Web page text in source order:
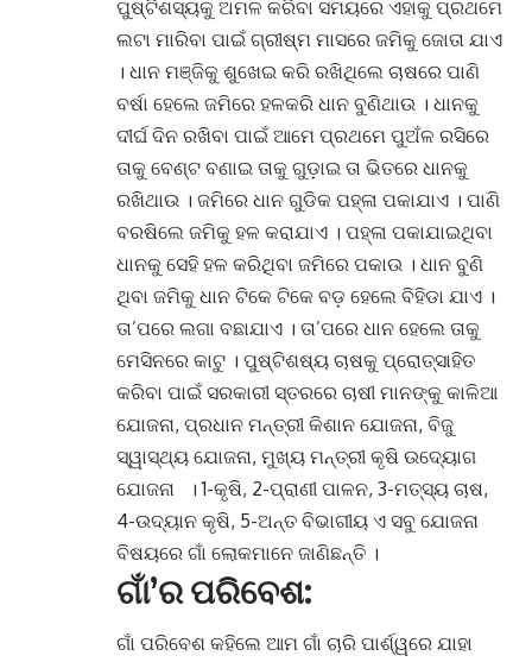
ପୁଷ୍ଟିଶସ୍ୟକୁ ଅମଳ କରିବା ସମୟରେ ଏହାକୁ ପ୍ରଥମେ
ଲଟା ମାରିବା ପାଇଁ ଗ୍ରୀଷ୍ମ ମାସରେ ଜମିକୁ ଜୋତା ଯାଏ
। ଧାନ ମଞ୍ଜିକୁ ଶୁଖେଇ କରି ରଖିଥିଲେ ଚାଷରେ ପାଣି
ବର୍ଷା ହେଲେ ଜମିରେ ହଳକରି ଧାନ ବୁଣିଥାଉ । ଧାନକୁ
ଦୀର୍ଘ ଦିନ ରଖିବା ପାଇଁ ଆମେ ପ୍ରଥମେ ପୁଅଁଳ ରସିରେ
ତାକୁ ବେଣ୍ଟ ବଣାଇ ତାକୁ ଗୁଡ଼ାଇ ତା ଭିତରେ ଧାନକୁ
ରଖିଥାଉ । ଜମିରେ ଧାନ ଗୁଡିକ ପହ୍ଳା ପକାଯାଏ । ପାଣି
ବରଷିଲେ ଜମିକୁ ହଳ କରାଯାଏ । ପହ୍ଳା ପକାଯାଇଥିବା
ଧାନକୁ ସେହି ହଳ କରିଥିବା ଜମିରେ ପକାଉ । ଧାନ ବୁଣି
ଥିବା ଜମିକୁ ଧାନ ଟିକେ ଟିକେ ବଡ଼ ହେଲେ ବିହିଡା ଯାଏ ।
ତା’ପରେ ଲଗା ବଛାଯାଏ । ତା’ପରେ ଧାନ ହେଲେ ତାକୁ
ମେସିନରେ କାଟୁ । ପୁଷ୍ଟିଶଷ୍ୟ ଚାଷକୁ ପ୍ରୋତ୍ସାହିତ
କରିବା ପାଇଁ ସରକାରୀ ସ୍ତରରେ ଚାଷୀ ମାନଙ୍କୁ କାଳିଆ
ଯୋଜନା, ପ୍ରଧାନ ମନ୍ତ୍ରୀ କିଶାନ ଯୋଜନା, ବିଜୁ
ସ୍ୱାସ୍ଥ୍ୟ ଯୋଜନା, ମୁଖ୍ୟ ମନ୍ତ୍ରୀ କୃଷି ଉଦ୍ୟୋଗ
ଯୋଜନା
। 1-କୃଷି, 2-ପ୍ରାଣୀ ପାଳନ, 3-ମତ୍ସ୍ୟ ଚାଷ,
4-ଉଦ୍ୟାନ କୃଷି, 5-ଅନ୍ତ ବିଭାଗୀୟ ଏ ସବୁ ଯୋଜନା
ବିଷୟରେ ଗାଁ ଲୋକମାନେ ଜାଣିଛନ୍ତି ।
ଗାଁ’ର ପରିବେଶ:
ଗାଁ ପରିବେଶ କହିଲେ ଆମ ଗାଁ ଚାରି ପାର୍ଶ୍ୱରେ ଯାହା